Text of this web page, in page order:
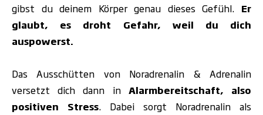
gibst du deinem Körper genau dieses Gefühl. Er
glaubt, es droht Gefahr,
weil du dich
auspowerst.
Das Ausschütten von Noradrenalin & Adrenalin
versetzt dich dann in Alarmbereitschaft, also
positiven Stress. Dabei sorgt Noradrenalin als